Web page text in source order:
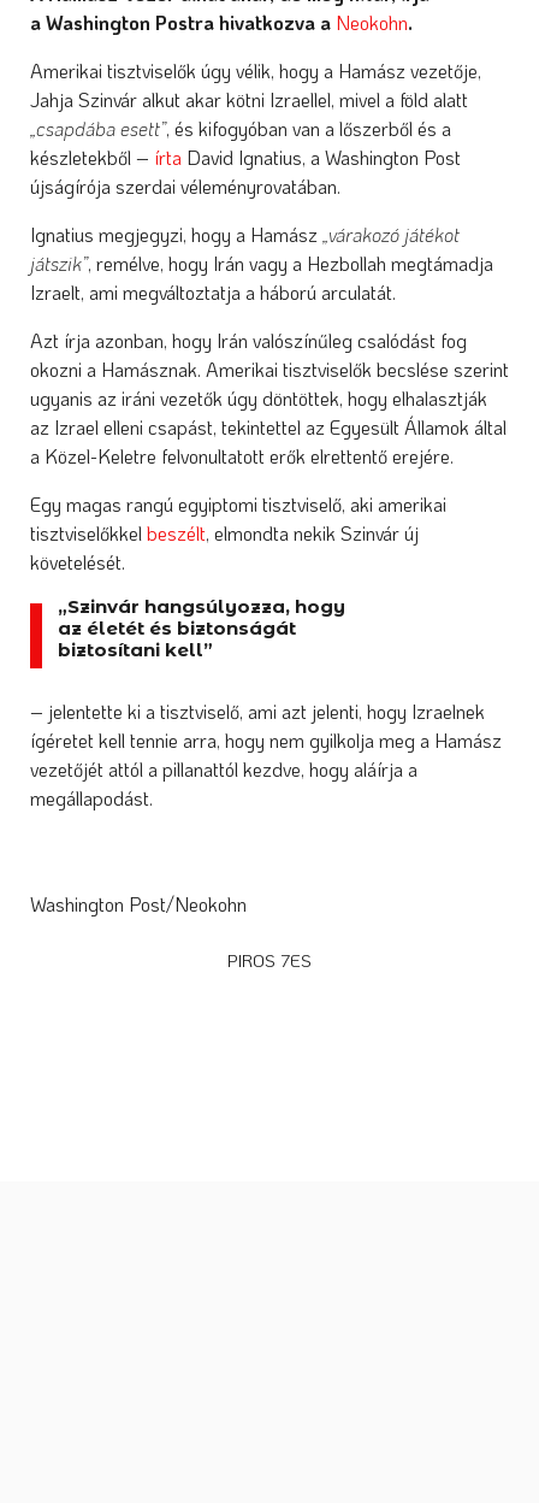
a Washington Postra hivatkozva a Neokohn.
Amerikai tisztviselők úgy vélik, hogy a Hamász vezetője,
Jahja Szinvár alkut akar kötni Izraellel, mivel a föld alatt
„csapdába esett”, és kifogyóban van a lőszerből és a
készletekből – írta David Ignatius, a Washington Post
újságírója szerdai véleményrovatában.
Ignatius megjegyzi, hogy a Hamász „várakozó játékot
játszik”, remélve, hogy Irán vagy a Hezbollah megtámadja
Izraelt, ami megváltoztatja a háború arculatát.
Azt írja azonban, hogy Irán valószínűleg csalódást fog
okozni a Hamásznak. Amerikai tisztviselők becslése szerint
ugyanis az iráni vezetők úgy döntöttek, hogy elhalasztják
az Izrael elleni csapást, tekintettel az Egyesült Államok által
a Közel-Keletre felvonultatott erők elrettentő erejére.
Egy magas rangú egyiptomi tisztviselő, aki amerikai
tisztviselőkkel beszélt, elmondta nekik Szinvár új
követelését.
„Szinvár hangsúlyozza, hogy
az életét és biztonságát
biztosítani kell”
– jelentette ki a tisztviselő, ami azt jelenti, hogy Izraelnek
ígéretet kell tennie arra, hogy nem gyilkolja meg a Hamász
vezetőjét attól a pillanattól kezdve, hogy aláírja a
megállapodást.
Washington Post/Neokohn
PIROS 7ES